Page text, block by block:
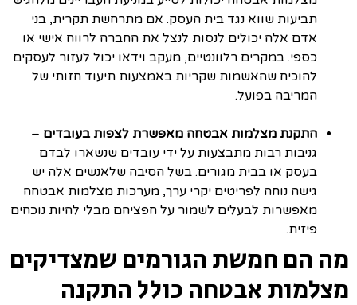
תביעות שווא נגד בית העסק. אם מתרחשת תקרית, בני
אדם אלה יכולים לנסות לנצל את החברה לרווח אישי או
כספי. במקרים רלוונטיים, מעקב וידאו יכול לעזור לעסקים
להוכיח שהאשמות שקריות באמצעות תיעוד חזותי של
המריבה בפועל.
התקנת מצלמות אבטחה מאפשרת לצפות בעובדים –
גניבות רבות מתבצעות על ידי עובדים שנשארו לבדם
בעסק או בבית מגורים. בשל הסיבה שלאנשים אלה יש
גישה נוחה לפריטים יקרי ערך, מערכות מצלמות אבטחה
מאפשרות לבעלים לשמור על חפציהם מבלי להיות נוכחים
פיזית.
מה הם חמשת הגורמים שמצדיקים
מצלמות אבטחה כולל התקנה